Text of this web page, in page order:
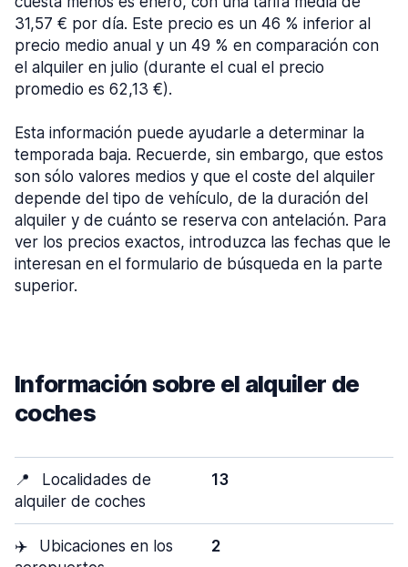
31,57 € por día. Este precio es un 46 % inferior al
precio medio anual y un 49 % en comparación con
el alquiler en julio (durante el cual el precio
promedio es 62,13 €).
Esta información puede ayudarle a determinar la
temporada baja. Recuerde, sin embargo, que estos
son sólo valores medios y que el coste del alquiler
depende del tipo de vehículo, de la duración del
alquiler y de cuánto se reserva con antelación. Para
ver los precios exactos, introduzca las fechas que le
interesan en el formulario de búsqueda en la parte
superior.
Información sobre el alquiler de
coches
📍
Localidades de
alquiler de coches
13
✈️
Ubicaciones en los
2